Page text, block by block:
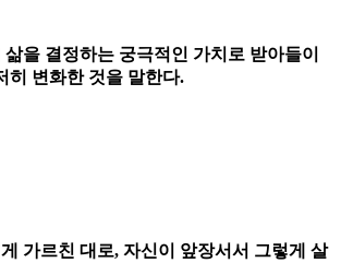
을 결정하는 궁극적인 가치로 받아들이
히 변화한 것을 말한다.
가르친 대로, 자신이 앞장서서 그렇게 살